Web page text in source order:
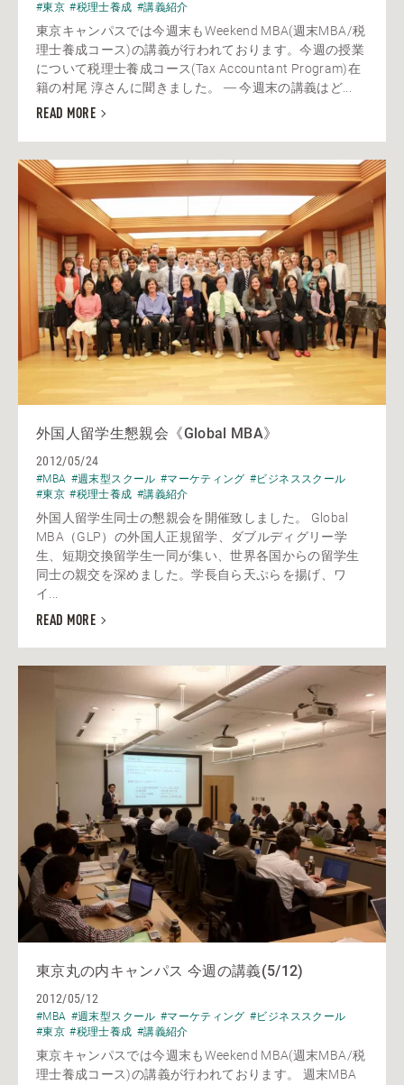
#東京 #税理士養成 #講義紹介
東京キャンパスでは今週末もWeekend MBA(週末MBA/税
理士養成コース)の講義が行われております。今週の授業
について税理士養成コース(Tax Accountant Program)在
籍の村尾 淳さんに聞きました。 ― 今週末の講義はど...
READ MORE
外国人留学生懇親会《Global MBA》
2012/05/24
#MBA #週末型スクール #マーケティング #ビジネススクール
#東京 #税理士養成 #講義紹介
外国人留学生同士の懇親会を開催致しました。 Global
MBA（GLP）の外国人正規留学、ダブルディグリー学
生、短期交換留学生一同が集い、世界各国からの留学生
同士の親交を深めました。学長自ら天ぷらを揚げ、ワ
イ...
READ MORE
東京丸の内キャンパス 今週の講義(5/12)
2012/05/12
#MBA #週末型スクール #マーケティング #ビジネススクール
#東京 #税理士養成 #講義紹介
東京キャンパスでは今週末もWeekend MBA(週末MBA/税
理士養成コース)の講義が行われております。 週末MBA